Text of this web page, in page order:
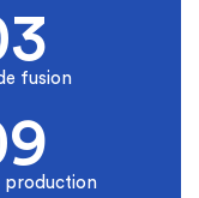
fusion
production